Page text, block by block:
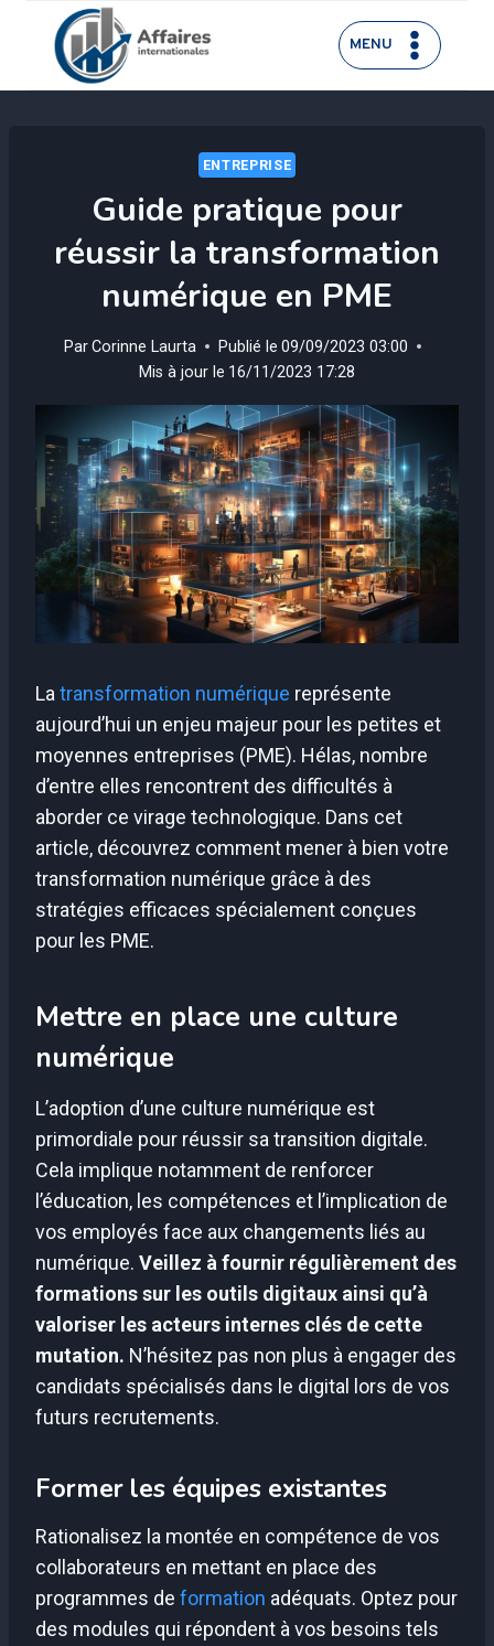
contenu
MENU
ENTREPRISE
Guide pratique pour
réussir la transformation
numérique en PME
ParCorinne Laurta Publié le 09/09/2023 03:00
Mis à jour le 16/11/2023 17:28
La transformation numérique représente
aujourd’hui un enjeu majeur pour les petites et
moyennes entreprises (PME). Hélas, nombre
d’entre elles rencontrent des difficultés à
aborder ce virage technologique. Dans cet
article, découvrez comment mener à bien votre
transformation numérique grâce à des
stratégies efficaces spécialement conçues
pour les PME.
Mettre en place une culture
numérique
L’adoption d’une culture numérique est
primordiale pour réussir sa transition digitale.
Cela implique notamment de renforcer
l’éducation, les compétences et l’implication de
vos employés face aux changements liés au
numérique. Veillez à fournir régulièrement des
formations sur les outils digitaux ainsi qu’à
valoriser les acteurs internes clés de cette
mutation. N’hésitez pas non plus à engager des
candidats spécialisés dans le digital lors de vos
futurs recrutements.
Former les équipes existantes
Rationalisez la montée en compétence de vos
collaborateurs en mettant en place des
programmes de formation adéquats. Optez pour
des modules qui répondent à vos besoins tels